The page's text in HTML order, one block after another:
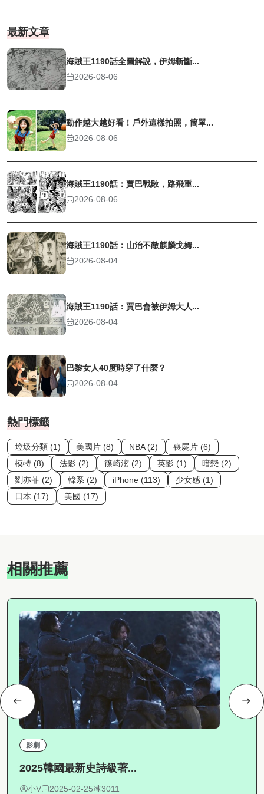
最新文章
海賊王1190話全圖解說，伊姆斬斷...
2026-08-06
動作越大越好看！戶外這樣拍照，簡單...
2026-08-06
海賊王1190話：賈巴戰敗，路飛重...
2026-08-06
海賊王1190話：山治不敵麒麟戈姆...
2026-08-04
海賊王1190話：賈巴會被伊姆大人...
2026-08-04
巴黎女人40度時穿了什麼？
2026-08-04
熱門標籤
垃圾分類 (1) 美國片 (8) NBA (2)
喪屍片 (6)
模特 (8)
法影 (2) 篠崎泫 (2) 英影 (1)
暗戀 (2)
劉亦菲 (2)
韓系 (2) iPhone (113)
少女感 (1)
日本 (17)
美國 (17)
相關推薦
影劇
2025韓國最新史詩級著...
小V 2025-02-25 3011